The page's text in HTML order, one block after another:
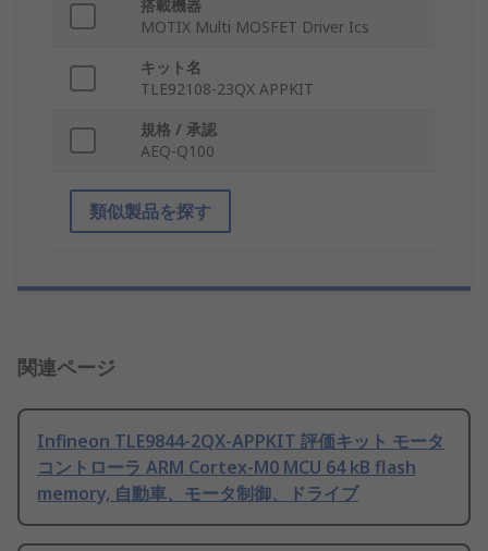
搭載機器
MOTIX Multi MOSFET Driver Ics
キット名
TLE92108-23QX APPKIT
規格 / 承認
AEQ-Q100
類似製品を探す
関連ページ
Infineon TLE9844-2QX-APPKIT 評価キット モータ
コントローラ ARM Cortex-M0 MCU 64 kB flash
memory, 自動車、モータ制御、ドライブ